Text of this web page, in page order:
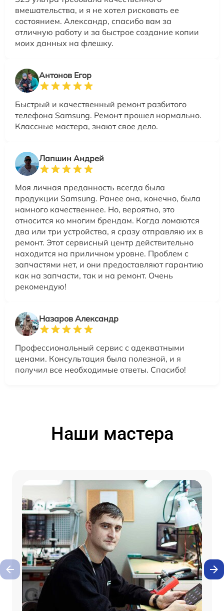
вмешательства, и я не хотел рисковать ее
состоянием. Александр, спасибо вам за
отличную работу и за быстрое создание копии
моих данных на флешку.
Антонов Егор
Быстрый и качественный ремонт разбитого
телефона Samsung. Ремонт прошел нормально.
Классные мастера, знают свое дело.
Лапшин Андрей
Моя личная преданность всегда была
продукции Samsung. Ранее она, конечно, была
намного качественнее. Но, вероятно, это
относится ко многим брендам. Когда ломаются
два или три устройства, я сразу отправляю их в
ремонт. Этот сервисный центр действительно
находится на приличном уровне. Проблем с
запчастями нет, и они предоставляют гарантию
как на запчасти, так и на ремонт. Очень
рекомендую!
Назаров Александр
Профессиональный сервис с адекватными
ценами. Консультация была полезной, и я
получил все необходимые ответы. Спасибо!
Наши мастера